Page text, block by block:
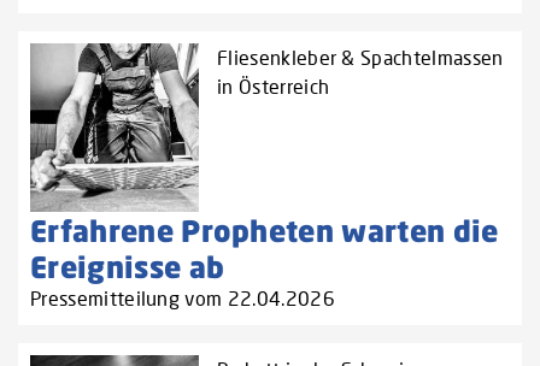
Fliesenkleber & Spachtelmassen
in Österreich
Erfahrene Propheten warten die
Ereignisse ab
Pressemitteilung vom 22.04.2026